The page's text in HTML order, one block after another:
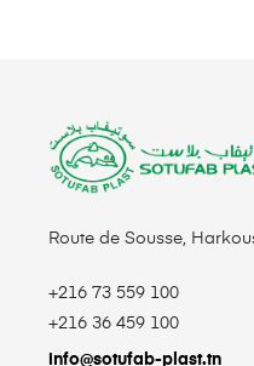
Route de Sousse,
+216 73 559 100
+216 36 459 100
info@sotufab-plast.tn